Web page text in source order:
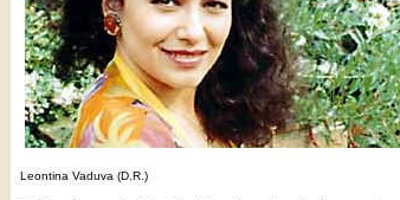
Leontina Vaduva (D.R.)